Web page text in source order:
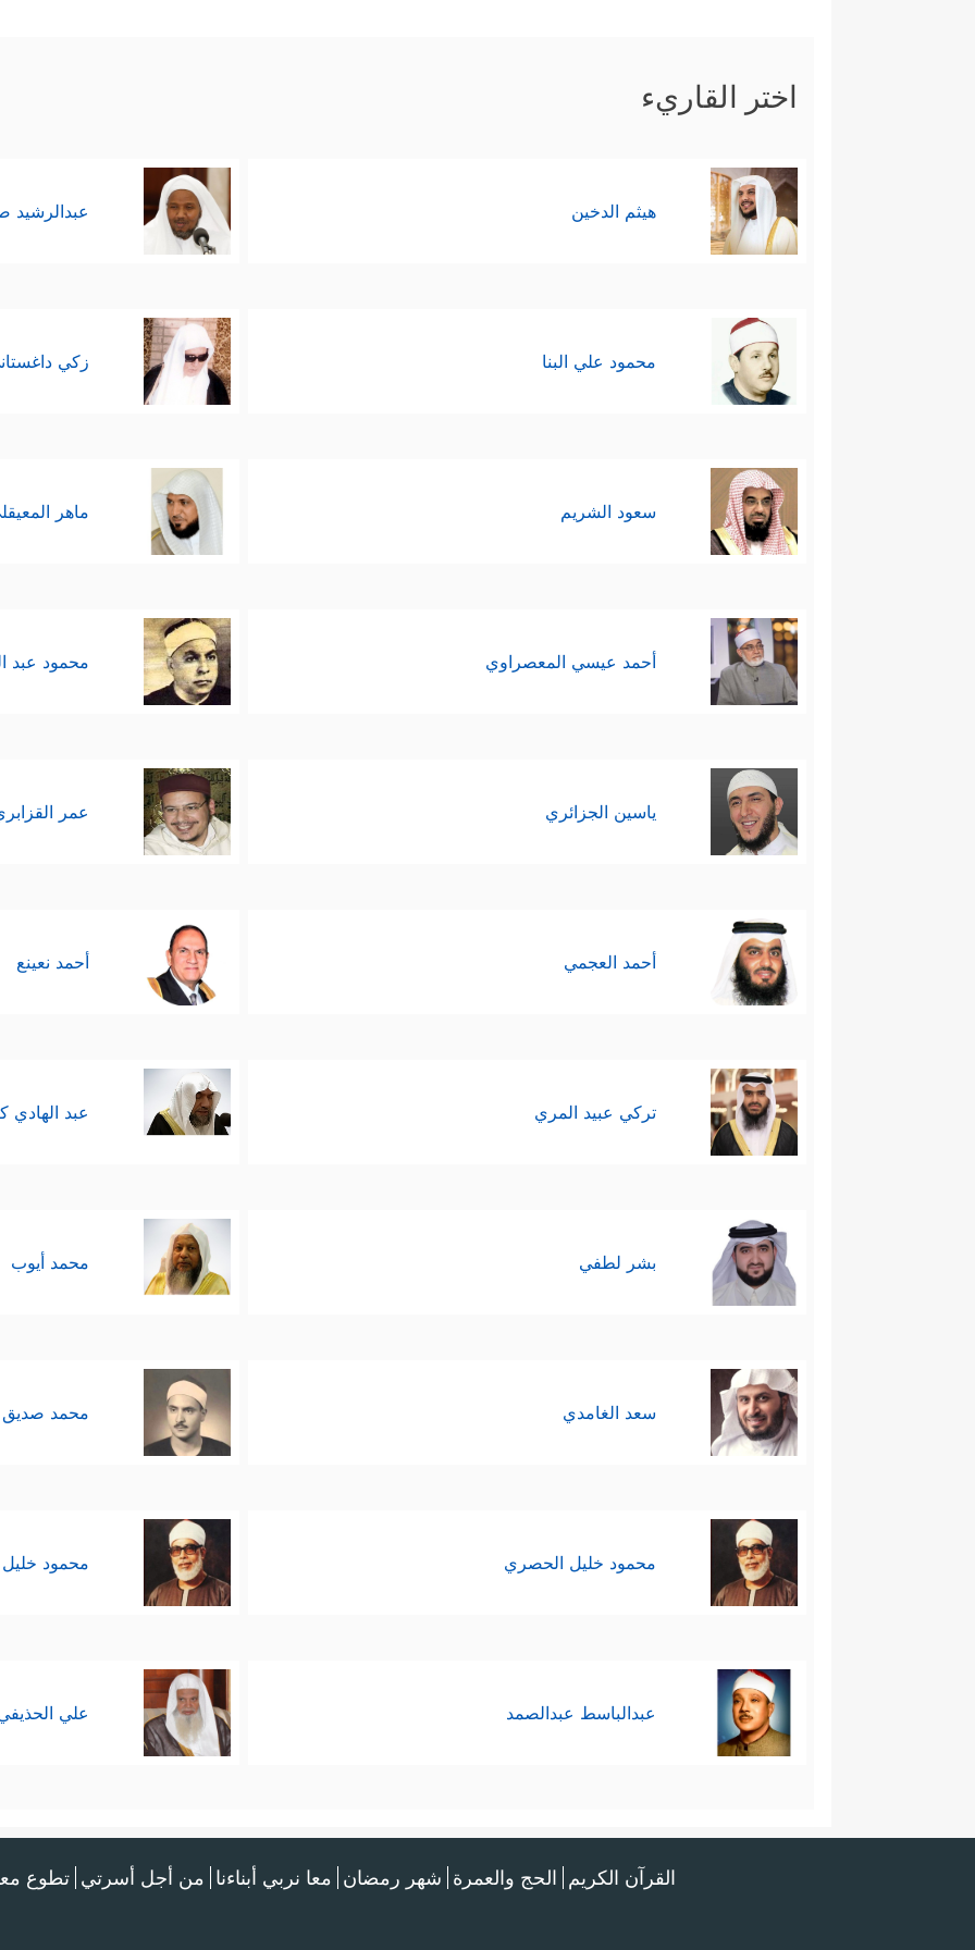
اختر القاريء
هيثم الدخين عبدالرشيد
محمود علي البنا زكي
سعود الشريم ماهر
أحمد عيسي المعصراوي محمود عبد
ياسين الجزائري عمر
أحمد العجمي أحمد نعينع
تركي عبيد المري عبد الهادي
بشر لطفي محمد أيوب
سعد الغامدي محمد صديق
محمود خليل الحصري محمود
عبدالباسط عبدالصمد علي
القرآن الكريم الحج والعمرة شهر رمضان معا نربي أبناءنا من أجل أسرتي تطوع